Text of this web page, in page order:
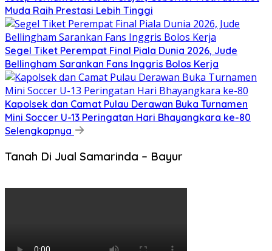
Muda Raih Prestasi Lebih Tinggi
Segel Tiket Perempat Final Piala Dunia 2026, Jude
Bellingham Sarankan Fans Inggris Bolos Kerja
Kapolsek dan Camat Pulau Derawan Buka Turnamen
Mini Soccer U-13 Peringatan Hari Bhayangkara ke-80
Selengkapnya
Tanah Di Jual Samarinda – Bayur